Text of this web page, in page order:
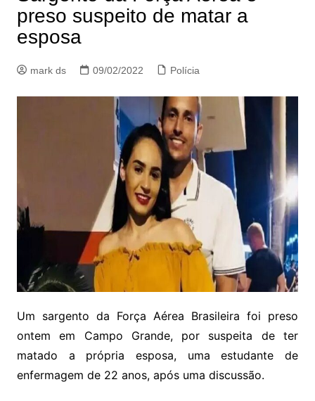
preso suspeito de matar a
esposa
mark ds 09/02/2022 Polícia
Um sargento da Força Aérea Brasileira foi preso
ontem em Campo Grande, por suspeita de ter
matado a própria esposa, uma estudante de
enfermagem de 22 anos, após uma discussão.